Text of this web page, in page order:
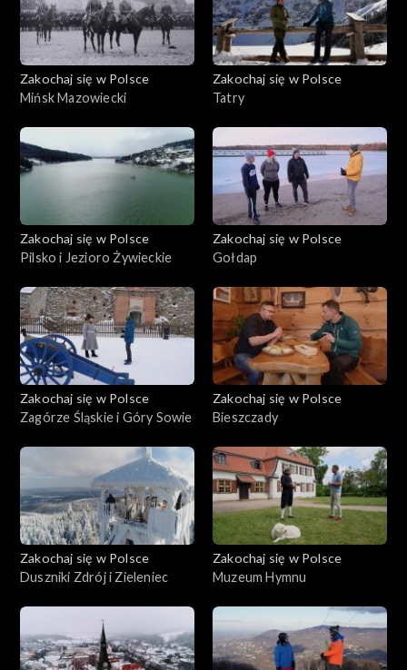
Zakochaj się w Polsce
Mińsk Mazowiecki
Zakochaj się w Polsce
Tatry
Zakochaj się w Polsce
Pilsko i Jezioro Żywieckie
Zakochaj się w Polsce
Gołdap
Zakochaj się w Polsce
Zagórze Śląskie i Góry Sowie
Zakochaj się w Polsce
Bieszczady
Zakochaj się w Polsce
Duszniki Zdrój i Zieleniec
Zakochaj się w Polsce
Muzeum Hymnu